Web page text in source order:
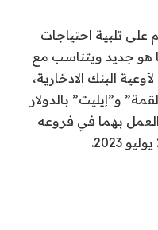
تلبية احتياجات
هو جديد ويتناسب مع
البنك الادخارية،
و”إيليت” بالدولار
العمل بهما في فروعه
.